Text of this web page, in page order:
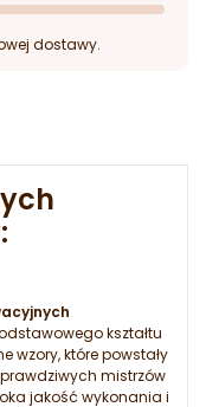
dostawy.
kształtu
wzory, które powstały
mistrzów
jakość wykonania i